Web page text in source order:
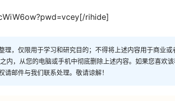
rihide]
，仅限用于学习和研究目的；不得将上述内容用于商业
，从您的电脑或手机中彻底删除上述内容。如果您喜欢该
邮件与我们联系处理。敬请谅解！